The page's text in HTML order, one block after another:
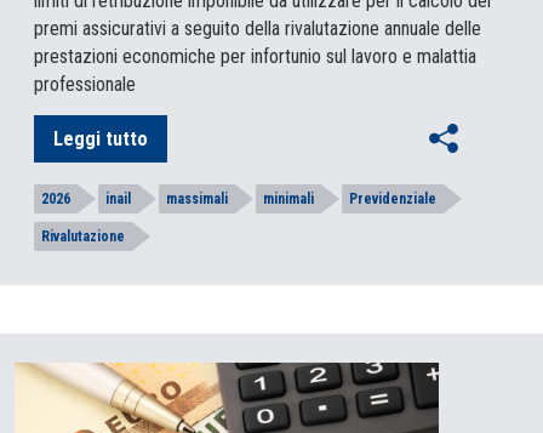
premi assicurativi a seguito della rivalutazione annuale delle
prestazioni economiche per infortunio sul lavoro e malattia
professionale
Leggi tutto
2026 inail massimali minimali Previdenziale
Rivalutazione